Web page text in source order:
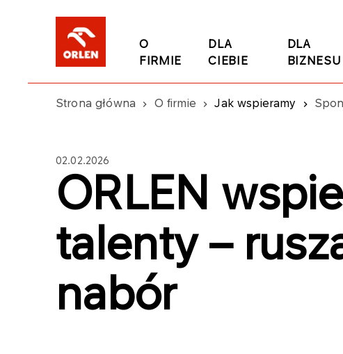
O
FIRMIE
DLA
CIEBIE
DLA
BIZNESU
Strona główna O firmie Jak wspieramy
02.02.2026
ORLEN
talenty –
nabór